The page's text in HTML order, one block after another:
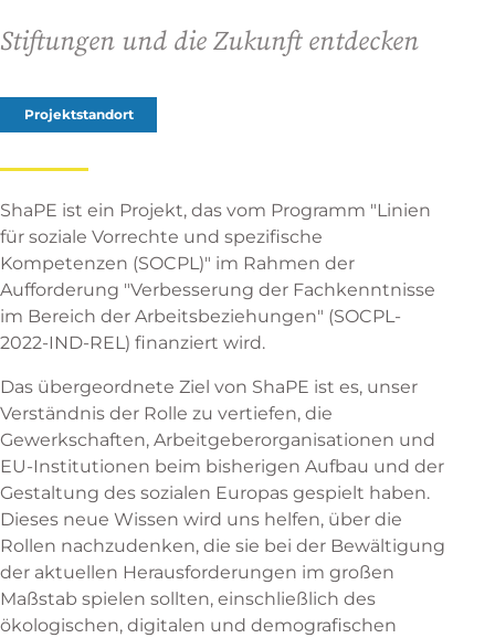
Stiftungen und die Zukunft entdecken
Projektstandort
ShaPE ist ein Projekt, das vom Programm "Linien
für soziale Vorrechte und spezifische
Kompetenzen (SOCPL)" im Rahmen der
Aufforderung "Verbesserung der Fachkenntnisse
im Bereich der Arbeitsbeziehungen" (SOCPL-
2022-IND-REL) finanziert wird.
Das übergeordnete Ziel von ShaPE ist es, unser
Verständnis der Rolle zu vertiefen, die
Gewerkschaften, Arbeitgeberorganisationen und
EU-Institutionen beim bisherigen Aufbau und der
Gestaltung des sozialen Europas gespielt haben.
Dieses neue Wissen wird uns helfen, über die
Rollen nachzudenken, die sie bei der Bewältigung
der aktuellen Herausforderungen im großen
Maßstab spielen sollten, einschließlich des
ökologischen, digitalen und demografischen